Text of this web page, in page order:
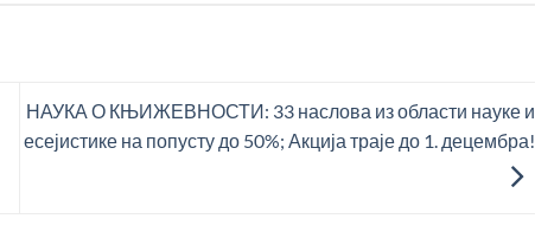
НАУКА О КЊИЖЕВНОСТИ: 33 наслова из области науке и
есејистике на попусту до 50%; Акција траје до 1. децембра!